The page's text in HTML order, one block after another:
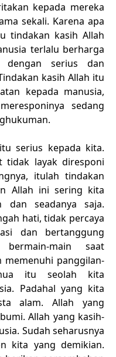
kepada mereka
sekali. Karena apa
tindakan kasih Allah
terlalu berharga
dengan serius dan
kasih Allah itu
kepada manusia,
sedang
serius kepada kita.
tidak layak diresponi
itulah tindakan
Allah ini sering kita
dan seadanya saja.
hati, tidak percaya
dan bertanggung
main saat
memenuhi panggilan-
itu seolah kita
Padahal yang kita
alam. Allah yang
Allah yang kasih-
Sudah seharusnya
kita yang demikian.